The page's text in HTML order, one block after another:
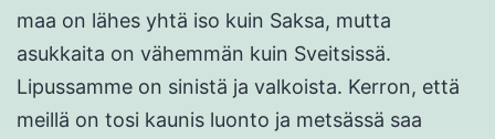
maa on lähes yhtä iso kuin Saksa, mutta
asukkaita on vähemmän kuin Sveitsissä.
Lipussamme on sinistä ja valkoista. Kerron, että
meillä on tosi kaunis luonto ja metsässä saa